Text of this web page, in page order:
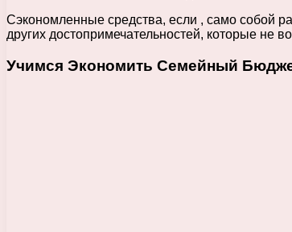
Сэкономленные средства, если , само собой
других достопримечательностей, которые не
Учимся Экономить Семейный